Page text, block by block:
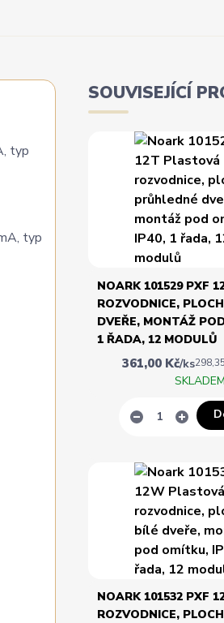
typ
SOUVISEJÍCÍ
NOARK 101529 PXF
ROZVODNICE,
DVEŘE, MONTÁŽ
1 ŘADA, 12 MODULŮ
361,00 Kč/ks
SKLADEM
NOARK 101532 PXF
ROZVODNICE,